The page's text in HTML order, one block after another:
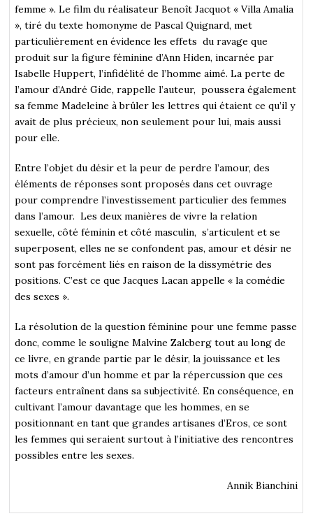
femme ». Le film du réalisateur Benoît Jacquot « Villa Amalia
», tiré du texte homonyme de Pascal Quignard, met
particulièrement en évidence les effets du ravage que
produit sur la figure féminine d’Ann Hiden, incarnée par
Isabelle Huppert, l’infidélité de l’homme aimé. La perte de
l’amour d’André Gide, rappelle l’auteur, poussera également
sa femme Madeleine à brûler les lettres qui étaient ce qu’il y
avait de plus précieux, non seulement pour lui, mais aussi
pour elle.
Entre l’objet du désir et la peur de perdre l’amour, des
éléments de réponses sont proposés dans cet ouvrage
pour comprendre l’investissement particulier des femmes
dans l’amour. Les deux manières de vivre la relation
sexuelle, côté féminin et côté masculin, s’articulent et se
superposent, elles ne se confondent pas, amour et désir ne
sont pas forcément liés en raison de la dissymétrie des
positions. C’est ce que Jacques Lacan appelle « la comédie
des sexes ».
La résolution de la question féminine pour une femme passe
donc, comme le souligne Malvine Zalcberg tout au long de
ce livre, en grande partie par le désir, la jouissance et les
mots d’amour d’un homme et par la répercussion que ces
facteurs entraînent dans sa subjectivité. En conséquence, en
cultivant l’amour davantage que les hommes, en se
positionnant en tant que grandes artisanes d’Eros, ce sont
les femmes qui seraient surtout à l’initiative des rencontres
possibles entre les sexes.
Annik Bianchini